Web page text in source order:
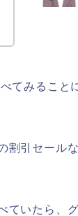
てみること
割引セールな
ていたら、グ